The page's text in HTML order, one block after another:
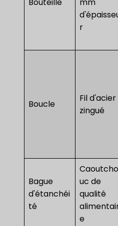
r
Boucle
Fil d'acier
zingué
Bague
d'étanchéi
té
Caoutcho
uc de
qualité
e